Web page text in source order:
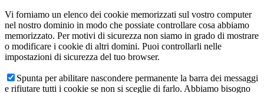
Vi forniamo un elenco dei cookie memorizzati sul vostro computer
nel nostro dominio in modo che possiate controllare cosa abbiamo
memorizzato. Per motivi di sicurezza non siamo in grado di mostrare
o modificare i cookie di altri domini. Puoi controllarli nelle
impostazioni di sicurezza del tuo browser.
Spunta per abilitare nascondere permanente la barra dei messaggi
e rifiutare tutti i cookie se non si sceglie di farlo. Abbiamo bisogno